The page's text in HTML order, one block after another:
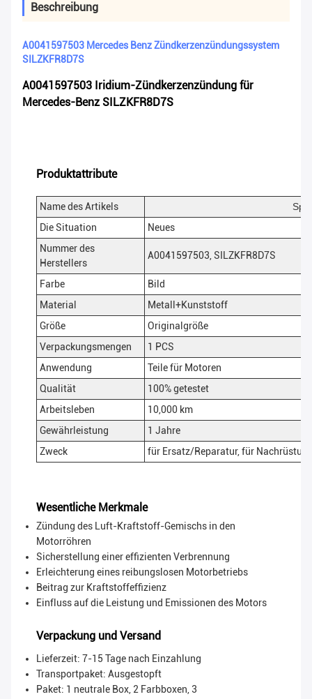
Beschreibung
A0041597503 Mercedes Benz Zündkerzenzündungssystem
SILZKFR8D7S
A0041597503 Iridium-Zündkerzenzündung für
Mercedes-Benz SILZKFR8D7S
Produktattribute
Name des Artikels
Die Situation
Neues
Nummer des
Herstellers
A0041597503, SILZKFR8D7S
Farbe
Bild
Material
Metall+Kunststoff
Größe
Originalgröße
Verpackungsmengen
1 PCS
Anwendung
Teile für Motoren
Qualität
100% getestet
Arbeitsleben
10,000 km
Gewährleistung
1 Jahre
Zweck
für Ersatz/Reparatur, für
Wesentliche Merkmale
Zündung des Luft-Kraftstoff-Gemischs in den
Motorröhren
Sicherstellung einer effizienten Verbrennung
Erleichterung eines reibungslosen Motorbetriebs
Beitrag zur Kraftstoffeffizienz
Einfluss auf die Leistung und Emissionen des Motors
Verpackung und Versand
Lieferzeit: 7-15 Tage nach Einzahlung
Transportpaket: Ausgestopft
Paket: 1 neutrale Box, 2 Farbboxen, 3